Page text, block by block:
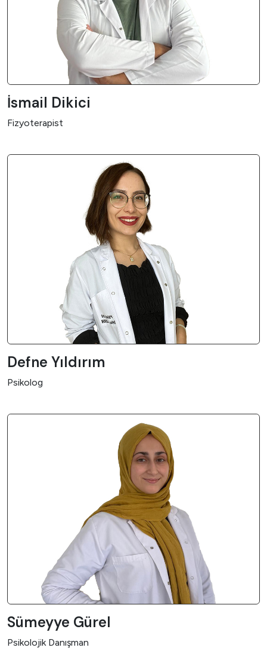
İsmail Dikici
Fizyoterapist
Defne Yıldırım
Psikolog
Sümeyye Gürel
Psikolojik Danışman